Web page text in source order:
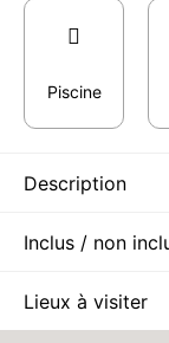
Piscine
Description
Inclus / non
Lieux à visiter